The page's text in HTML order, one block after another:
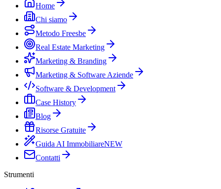
Home
Chi siamo
Metodo Freesbe
Real Estate Marketing
Marketing & Branding
Marketing & Software Aziende
Software & Development
Case History
Blog
Risorse Gratuite
Guida AI ImmobiliareNEW
Contatti
Strumenti